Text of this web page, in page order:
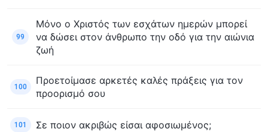
99
Μόνο ο Χριστός των εσχάτων ημερών μπορεί
να δώσει στον άνθρωπο την οδό για την αιώνια
ζωή
100
Προετοίμασε αρκετές καλές πράξεις για τον
προορισμό σου
101 Σε ποιον ακριβώς είσαι αφοσιωμένος;